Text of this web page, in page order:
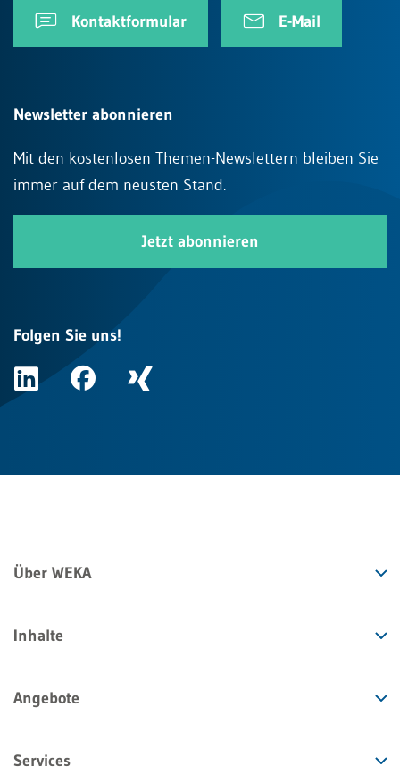
Kontaktformular E-Mail
Newsletter abonnieren
Mit den kostenlosen Themen-Newslettern bleiben Sie
immer auf dem neusten Stand.
Jetzt abonnieren
Folgen Sie uns!
Über WEKA
Inhalte
Angebote
Services